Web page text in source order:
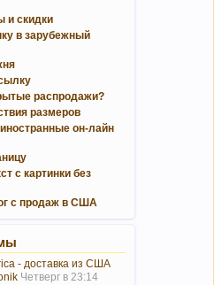
и скидки
в зарубежный
распродажи?
размеров
он-лайн
с картинки без
с продаж в США
- доставка из США
Четверг в 23:14